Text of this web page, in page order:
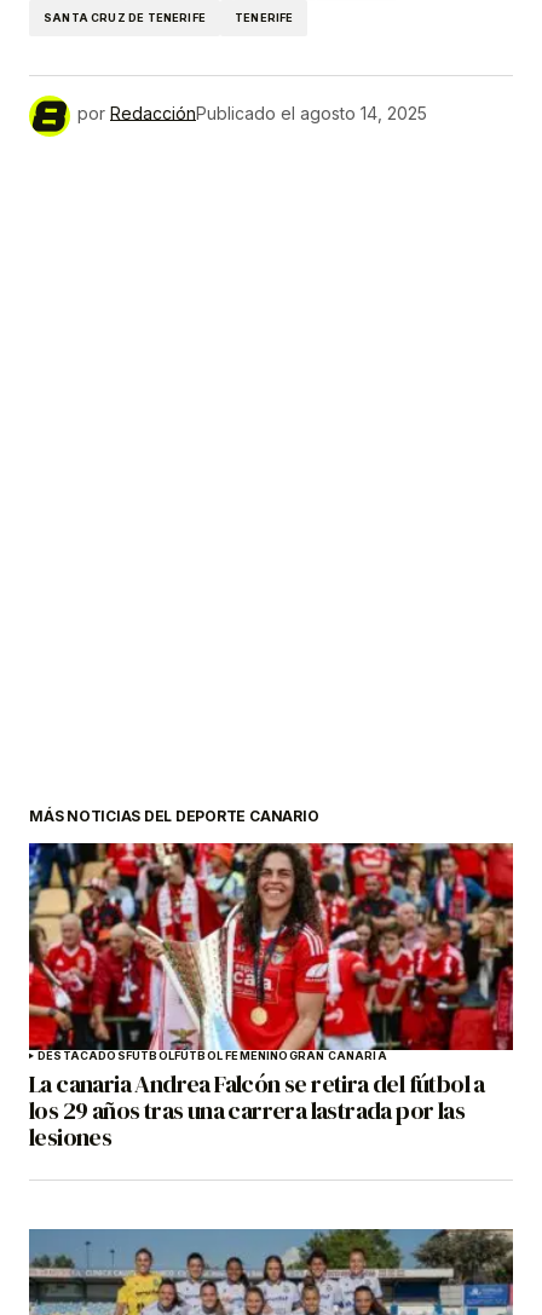
SANTA CRUZ DE TENERIFE TENERIFE
por RedacciónPublicado el agosto 14, 2025
MÁS NOTICIAS DEL DEPORTE CANARIO
DESTACADOSFÚTBOLFÚTBOL FEMENINOGRAN CANARIA
La canaria Andrea Falcón se retira del fútbol a
los 29 años tras una carrera lastrada por las
lesiones